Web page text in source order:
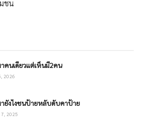
ชน
าคนเดียวแต่เห็นมี2คน
2026
ายังไงชนป้ายหลับดับคาป้าย
2025